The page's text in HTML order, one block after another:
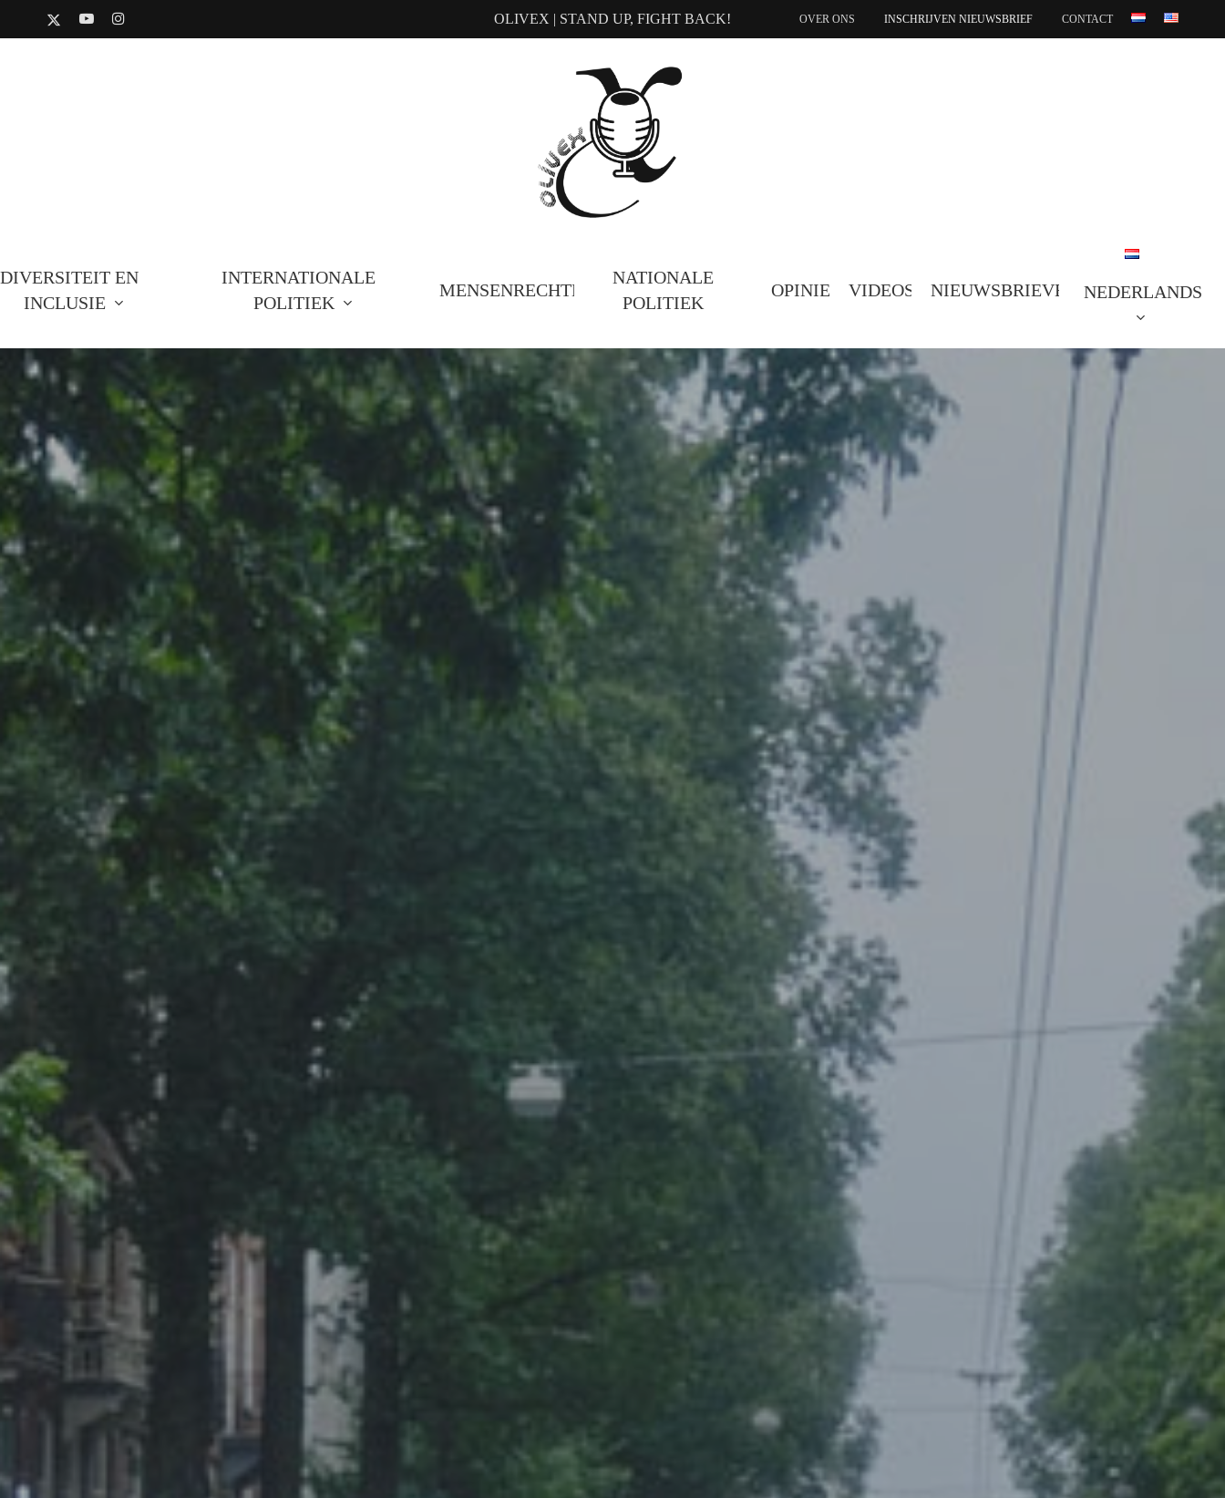
to
X-
YOUTUBEINSTAGRAM OLIVEX | STAND UP, FIGHT BACK! OVER ONS INSCHRIJVEN NIEUWSBRIEF CONTACT
DIVERSITEIT EN
INCLUSIE
INTERNATIONALE
POLITIEK
MENSENRECHTEN
NATIONALE
POLITIEK
OPINIE VIDEOS NIEUWSBRIEVEN NEDERLANDS